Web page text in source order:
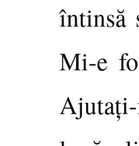
întinsă
Mi-e